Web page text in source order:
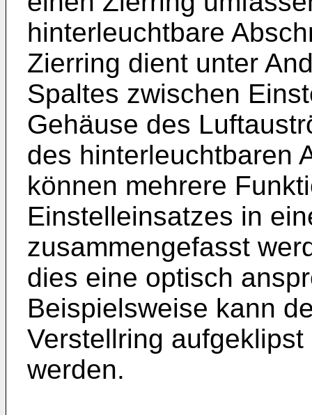
hinterleuchtbare
Zierring dient unter
Spaltes zwischen
Gehäuse des
des hinterleuchtbaren
können mehrere
Einstelleinsatzes in
zusammengefasst
dies eine optisch
Beispielsweise kann
Verstellring
werden.